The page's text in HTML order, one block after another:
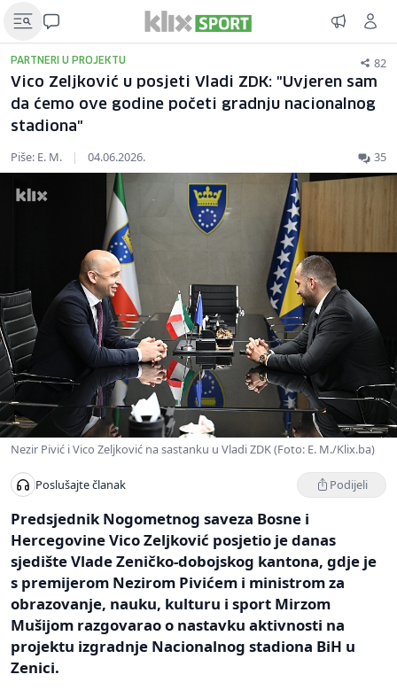
PARTNERI U PROJEKTU 82
Vico Zeljković u posjeti Vladi ZDK: "Uvjeren sam
da ćemo ove godine početi gradnju nacionalnog
stadiona"
Piše: E. M. | 04.06.2026. 35
Nezir Pivić i Vico Zeljković na sastanku u Vladi ZDK (Foto: E. M./Klix.ba)
Poslušajte članak Podijeli
Predsjednik Nogometnog saveza Bosne i
Hercegovine Vico Zeljković posjetio je danas
sjedište Vlade Zeničko-dobojskog kantona, gdje je
s premijerom Nezirom Pivićem i ministrom za
obrazovanje, nauku, kulturu i sport Mirzom
Mušijom razgovarao o nastavku aktivnosti na
projektu izgradnje Nacionalnog stadiona BiH u
Zenici.